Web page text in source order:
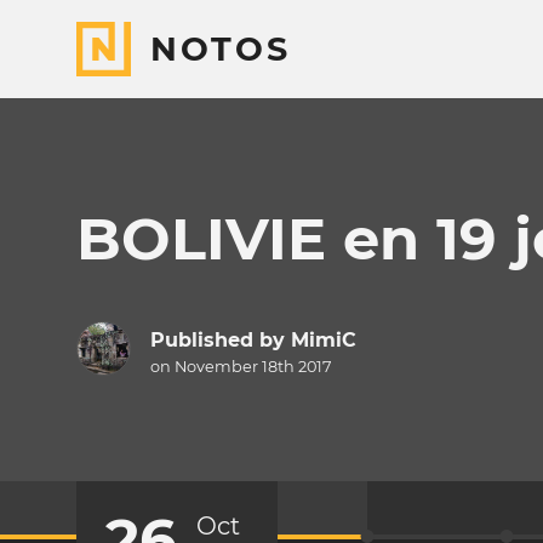
NOTOS
BOLIVIE en 19
Published by MimiC
on November 18th 2017
Oct